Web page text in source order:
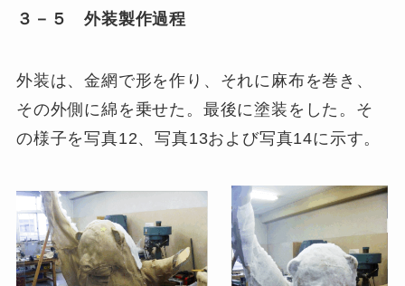
３－５ 外装製作過程
外装は、金網で形を作り、それに麻布を巻き、
その外側に綿を乗せた。最後に塗装をした。そ
の様子を写真12、写真13および写真14に示す。